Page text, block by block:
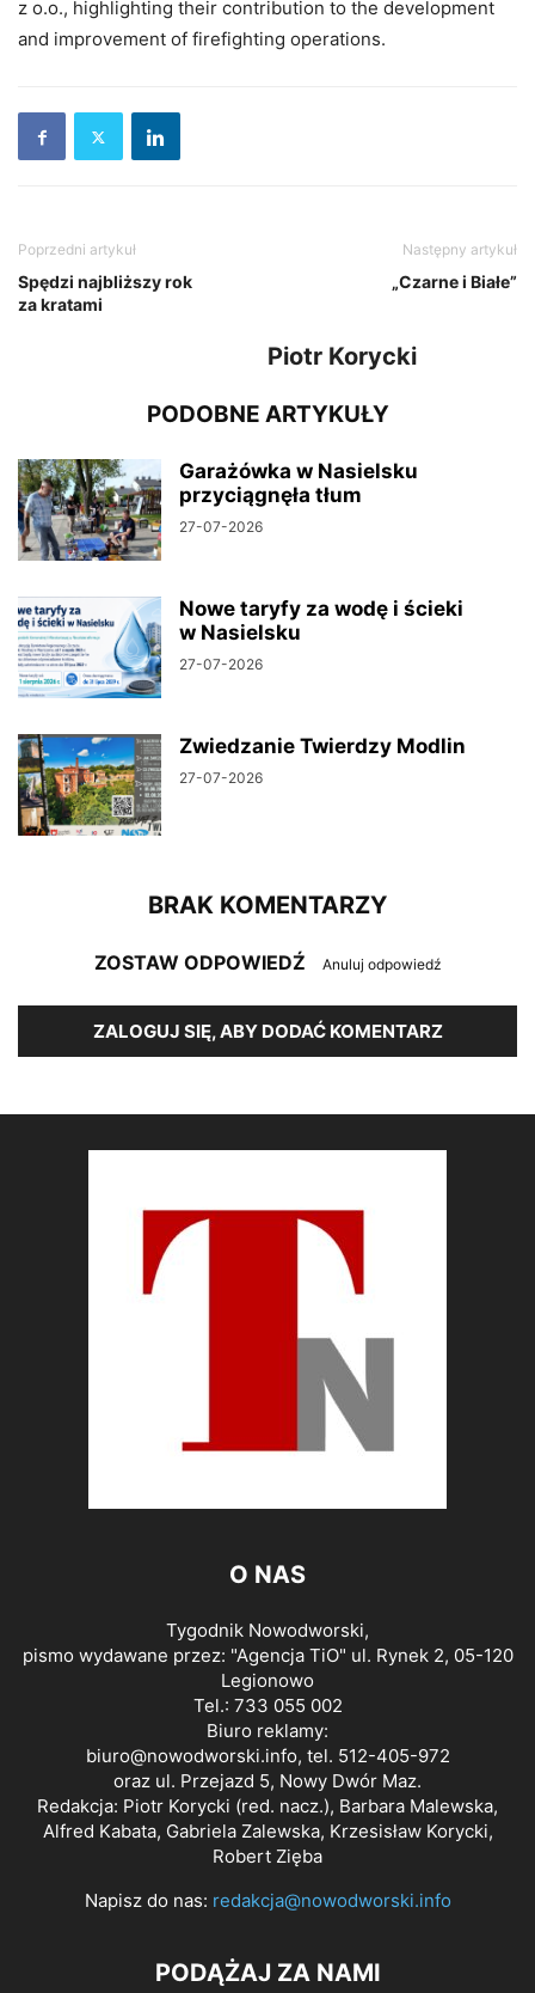
z o.o., highlighting their contribution to the development
and improvement of firefighting operations.
Poprzedni artykuł
Spędzi najbliższy rok
za kratami
Następny artykuł
„Czarne i Białe”
Piotr Korycki
PODOBNE ARTYKUŁY
Garażówka w Nasielsku
przyciągnęła tłum
27-07-2026
Nowe taryfy za wodę i ścieki
w Nasielsku
27-07-2026
Zwiedzanie Twierdzy Modlin
27-07-2026
BRAK KOMENTARZY
ZOSTAW ODPOWIEDŹ Anuluj odpowiedź
ZALOGUJ SIĘ, ABY DODAĆ KOMENTARZ
O NAS
Tygodnik Nowodworski,
pismo wydawane przez: "Agencja TiO" ul. Rynek 2, 05-120
Legionowo
Tel.: 733 055 002
Biuro reklamy:
biuro@nowodworski.info, tel. 512-405-972
oraz ul. Przejazd 5, Nowy Dwór Maz.
Redakcja: Piotr Korycki (red. nacz.), Barbara Malewska,
Alfred Kabata, Gabriela Zalewska, Krzesisław Korycki,
Robert Zięba
Napisz do nas: redakcja@nowodworski.info
PODĄŻAJ ZA NAMI